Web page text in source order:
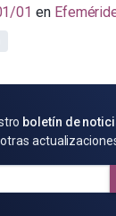
01 en
boletín de